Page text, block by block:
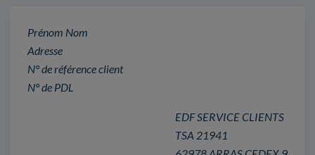
Prénom Nom
Adresse
N° de référence client
N° de PDL
EDF SERVICE CLIENTS
TSA 21941